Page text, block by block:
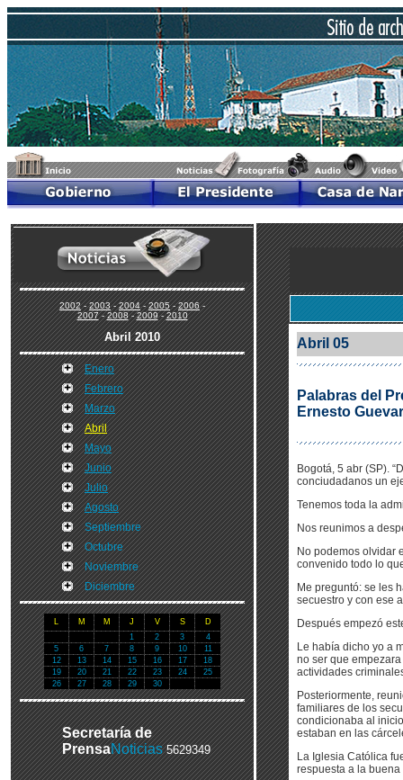
2002-2003-2004-2005-2006-
2007-2008-2009-2010
Abril 2010
Enero
Febrero
Marzo
Abril
Mayo
Junio
Julio
Agosto
Septiembre
Octubre
Noviembre
Diciembre
L M M J V S
D
1
2 3
4
5
6 7 8 9 10
11
12
13 14 15 16 17
18
19
20 21 22 23 24
25
26
27 28 29 30
Secretaría de
PrensaNoticias 5629349
Abril 05
Palabras del
Ernesto
Bogotá, 5 abr (SP).
conciudadanos un
Tenemos toda la
Nos reunimos a
No podemos olvidar
convenido todo lo
Me preguntó: se les
secuestro y con ese
Después empezó
Le había dicho yo a
no ser que
actividades
Posteriormente,
familiares de los
condicionaba al
estaban en las
La Iglesia Católica
respuesta a la